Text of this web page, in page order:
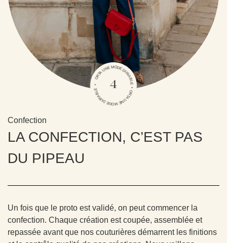
4
ORTA UNE MODE DURABLE • ORTA UNE MODE DURABLE •
Confection
LA CONFECTION, C’EST PAS
DU PIPEAU
Un fois que le proto est validé, on peut commencer la
confection. Chaque création est coupée, assemblée et
repassée avant que nos couturières démarrent les finitions